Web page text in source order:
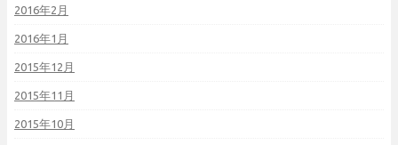
2016年2月
2016年1月
2015年12月
2015年11月
2015年10月